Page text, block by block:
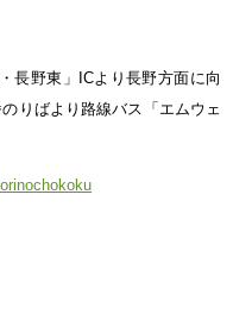
長野東」ICより長野方面に向
りばより路線バス「エムウェ